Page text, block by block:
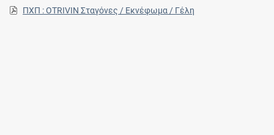
ΠΧΠ : OTRIVIN Σταγόνες / Εκνέφωμα / Γέλη